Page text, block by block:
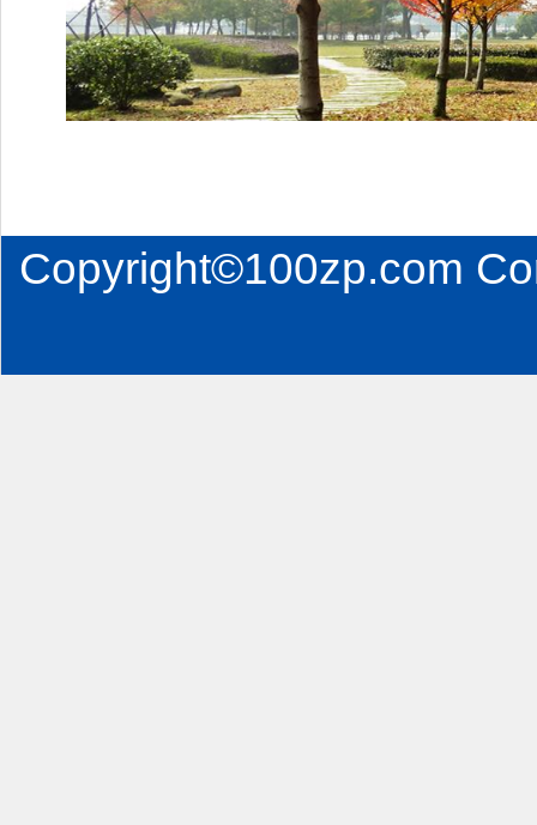
Copyright©100zp.com